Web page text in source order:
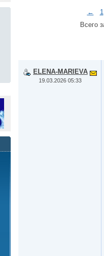
←
1
Всего
ELENA-MARIEVA
19.03.2026 05:33